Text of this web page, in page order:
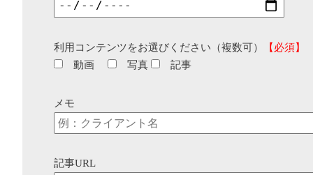
利用コンテンツをお選びください（複数可）
【必須】
動画
写真 記事
メモ
記事URL